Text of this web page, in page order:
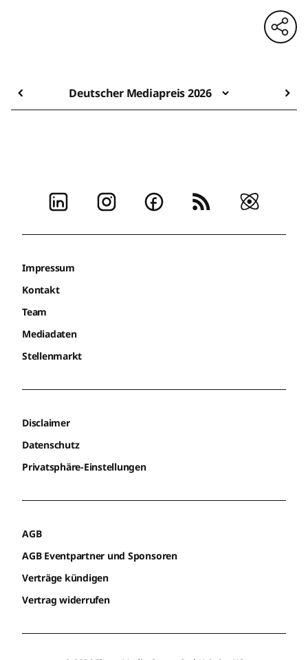
Deutscher Mediapreis 2026
Impressum
Kontakt
Team
Mediadaten
Stellenmarkt
Disclaimer
Datenschutz
Privatsphäre-Einstellungen
AGB
AGB Eventpartner und Sponsoren
Verträge kündigen
Vertrag widerrufen